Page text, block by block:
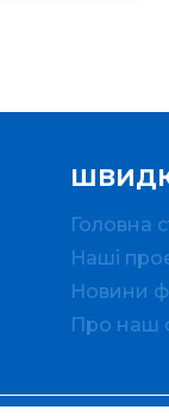
Головна
Наші
Новини
Про наш